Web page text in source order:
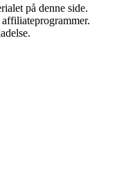
på denne side.